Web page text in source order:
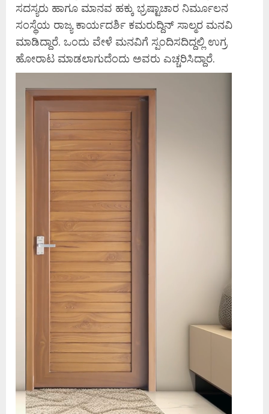
ಸದಸ್ಯರು ಹಾಗೂ ಮಾನವ ಹಕ್ಕು ಭ್ರಷ್ಟಾಚಾರ ನಿರ್ಮೂಲನ
ಸಂಸ್ಥೆಯ ರಾಜ್ಯ ಕಾರ್ಯದರ್ಶಿ ಕಮರುದ್ದಿನ್ ಸಾಲ್ಮರ ಮನವಿ
ಮಾಡಿದ್ದಾರೆ. ಒಂದು ವೇಳೆ ಮನವಿಗೆ ಸ್ಪಂದಿಸದಿದ್ದಲ್ಲಿ ಉಗ್ರ
ಹೋರಾಟ ಮಾಡಲಾಗುದೆಂದು ಅವರು ಎಚ್ಚರಿಸಿದ್ದಾರೆ.